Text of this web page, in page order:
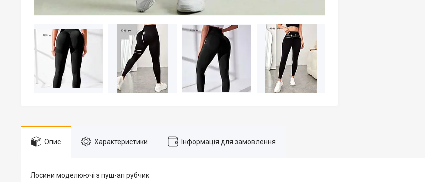
Опис Характеристики Інформація для замовлення
Лосини моделюючі з пуш-ап рубчик